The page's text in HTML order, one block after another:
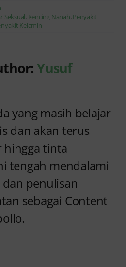
Seksual, Kencing Nanah, Penyakit
Kelamin
Yusuf
yang masih belajar
dan akan terus
hingga tinta
tengah mendalami
penulisan
sebagai Content